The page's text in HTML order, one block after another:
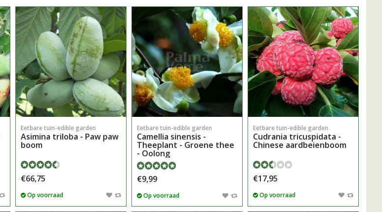
Eetbare tuin-edible garden
Asimina triloba - Paw paw
boom
€66,75
Op voorraad
Eetbare tuin-edible garden
Camellia sinensis -
Theeplant - Groene thee
- Oolong
€9,99
Op voorraad
Eetbare tuin-edible garden
Cudrania tricuspidata -
Chinese aardbeienboom
€17,95
Op voorraad